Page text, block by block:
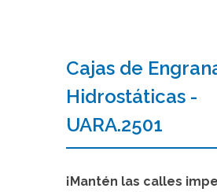
Cajas de
Hidrostáticas -
UARA.2501
¡Mantén las calles